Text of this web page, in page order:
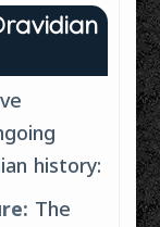
history:
The